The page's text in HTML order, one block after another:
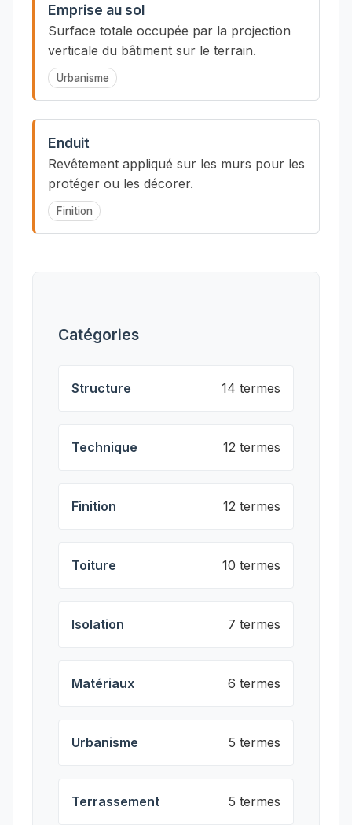
Emprise au sol
Surface totale occupée par la projection
verticale du bâtiment sur le terrain.
Urbanisme
Enduit
Revêtement appliqué sur les murs pour les
protéger ou les décorer.
Finition
Catégories
Structure 14 termes
Technique 12 termes
Finition 12 termes
Toiture 10 termes
Isolation 7 termes
Matériaux 6 termes
Urbanisme 5 termes
Terrassement 5 termes